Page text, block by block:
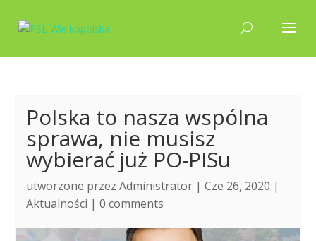
Polska to nasza wspólna
sprawa, nie musisz
wybierać już PO-PISu
utworzone przezAdministrator | Cze 26, 2020 |
Aktualności |0 comments